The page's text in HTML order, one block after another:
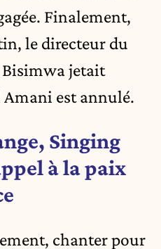
Finalement,
le directeur du
jetait
est annulé.
Singing
à la paix
chanter pour